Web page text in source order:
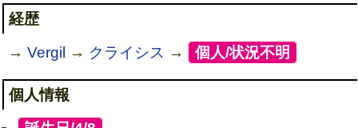
経歴
→Vergil → クライシス → [個人/状況不明
個人情報